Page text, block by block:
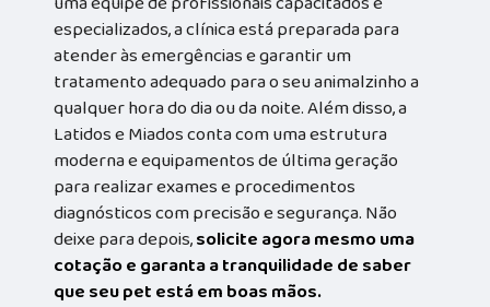
especializados, a clínica está preparada para
atender às emergências e garantir um
tratamento adequado para o seu animalzinho a
qualquer hora do dia ou da noite. Além disso, a
Latidos e Miados conta com uma estrutura
moderna e equipamentos de última geração
para realizar exames e procedimentos
diagnósticos com precisão e segurança. Não
deixe para depois,solicite agora mesmo uma
cotação e garanta a tranquilidade de saber
que seu pet está em boas mãos.